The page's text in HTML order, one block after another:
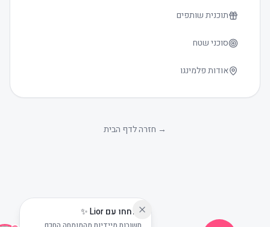
גודל טקסט
שוחחו עם Lior ✨
תוכנית שותפים
סוכני שטח
אודות פלמינגו
חזרה לדף הבית